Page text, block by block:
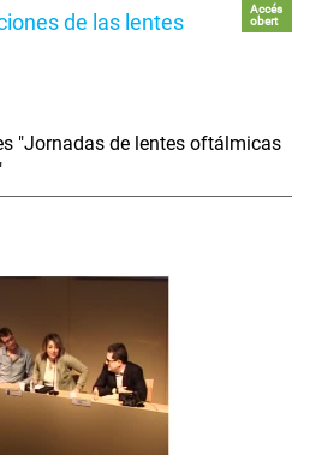
de las lentes
Accés
obert
"Jornadas de lentes oftálmicas